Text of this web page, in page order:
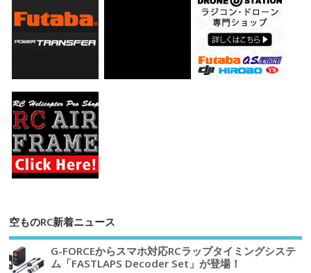
空ものRC新着ニュース
G-FORCEからスマホ対応RCラップタイミングシステ
ム「FASTLAPS Decoder Set」が登場！